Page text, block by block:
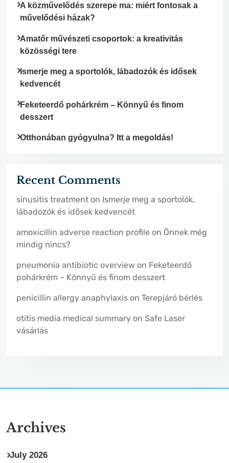
A közművelődés szerepe ma: miért fontosak a
művelődési házak?
Amatőr művészeti csoportok: a kreativitás
közösségi tere
Ismerje meg a sportolók, lábadozók és idősek
kedvencét
Feketeerdő pohárkrém – Könnyű és finom
desszert
Otthonában gyógyulna? Itt a megoldás!
Recent Comments
sinusitis treatment on Ismerje meg a sportolók,
lábadozók és idősek kedvencét
amoxicillin adverse reaction profile on Önnek még
mindig nincs?
pneumonia antibiotic overview on Feketeerdő
pohárkrém – Könnyű és finom desszert
penicillin allergy anaphylaxis on Terepjáró bérlés
otitis media medical summary on Safe Laser
vásárlás
Archives
July 2026